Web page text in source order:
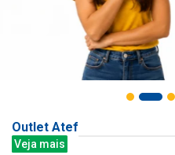
Outlet Atef
Veja mais